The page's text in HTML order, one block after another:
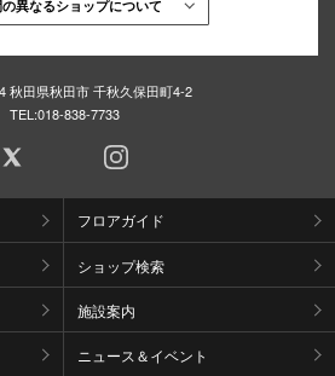
異なるショップについて
秋田県秋田市 千秋久保田町4-2
TEL:018-838-7733
フロアガイド
ショップ検索
施設案内
ニュース＆イベント